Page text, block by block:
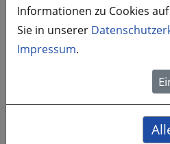
Ziel des Vorhabens ist es,
Leitlinie zur Steigerung der
mehr Autonomie und zu
Mitarbeiterzufriedenheit auf
Informationen zu Cookies
Sie in unserer
Impressum.